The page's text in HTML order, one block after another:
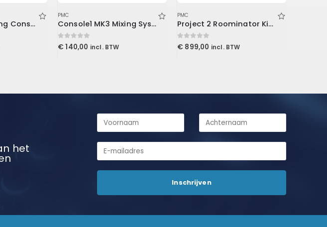
Lurssen Mastering Console (Download)
PMC
Console1 MK3 Mixing System Stand
0out of 5
€ 140,00 incl. BTW
PMC
Project 2 Roominator Kit Burgundy
0out of 5
€ 899,00 incl. BTW
het